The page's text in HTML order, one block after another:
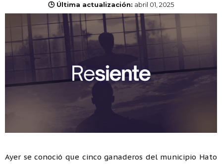
🕒 Última actualización: abril 01, 2025
Ayer se conoció que cinco ganaderos del municipio Hato